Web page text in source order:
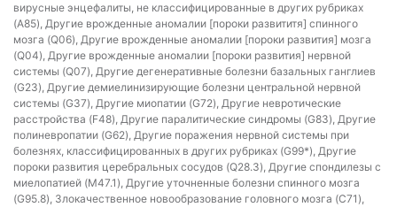
вирусные энцефалиты, не классифицированные в других рубриках
(A85), Другие врожденные аномалии [пороки развититя] спинного
мозга (Q06), Другие врожденные аномалии [пороки развития] мозга
(Q04), Другие врожденные аномалии [пороки развития] нервной
системы (Q07), Другие дегенеративные болезни базальных ганглиев
(G23), Другие демиелинизирующие болезни центральной нервной
системы (G37), Другие миопатии (G72), Другие невротические
расстройства (F48), Другие паралитические синдромы (G83), Другие
полиневропатии (G62), Другие поражения нервной системы при
болезнях, классифицированных в других рубриках (G99*), Другие
пороки развития церебральных сосудов (Q28.3), Другие спондилезы с
миелопатией (M47.1), Другие уточненные болезни спинного мозга
(G95.8), Злокачественное новообразование головного мозга (C71),